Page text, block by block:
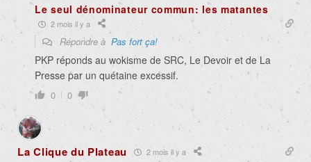
Le seul dénominateur commun: les matantes
2 mois il y a
Répondre à Pas fort ça!
PKP réponds au wokisme de SRC, Le Devoir et de La
Presse par un quétaine excessif.
0 0
La Clique du Plateau 2 mois il y a